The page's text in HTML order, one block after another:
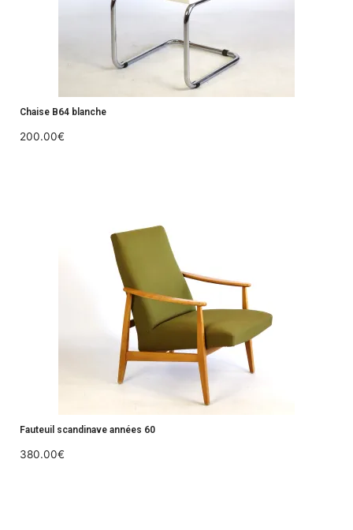
Chaise B64 blanche
200.00€
Fauteuil scandinave années 60
380.00€